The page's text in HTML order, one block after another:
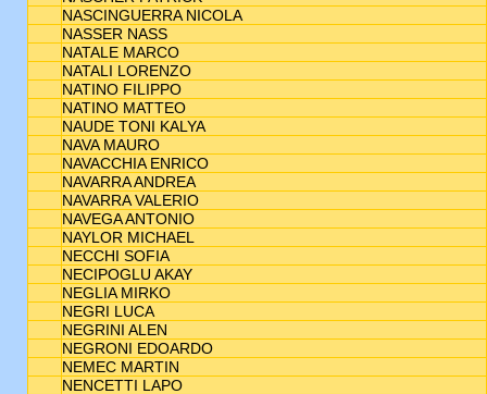
NASCINGUERRA NICOLA
NASSER NASS
NATALE MARCO
NATALI LORENZO
NATINO FILIPPO
NATINO MATTEO
NAUDE TONI KALYA
NAVA MAURO
NAVACCHIA ENRICO
NAVARRA ANDREA
NAVARRA VALERIO
NAVEGA ANTONIO
NAYLOR MICHAEL
NECCHI SOFIA
NECIPOGLU AKAY
NEGLIA MIRKO
NEGRI LUCA
NEGRINI ALEN
NEGRONI EDOARDO
NEMEC MARTIN
NENCETTI LAPO